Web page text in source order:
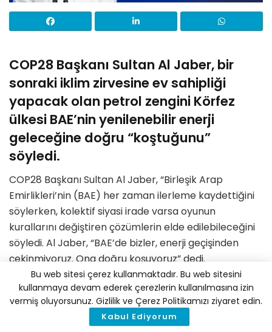
COP28 Başkanı Sultan Al Jaber, bir
sonraki iklim zirvesine ev sahipliği
yapacak olan petrol zengini Körfez
ülkesi BAE’nin yenilenebilir enerji
geleceğine doğru “koştuğunu”
söyledi.
COP28 Başkanı Sultan Al Jaber, “Birleşik Arap
Emirlikleri’nin (BAE) her zaman ilerleme kaydettiğini
söylerken, kolektif siyasi irade varsa oyunun
kurallarını değiştiren çözümlerin elde edilebileceğini
söyledi. Al Jaber, “BAE’de bizler, enerji geçişinden
çekinmiyoruz. Ona doğru koşuyoruz” dedi.
Al Jaber aynı zamanda BAE’nin ulusal petrol şirketi
Adnoc’un da CEO’su ve bu durum onu ​​iklim
aktivistlerinin yoğun saldırısına maruz bıraktı. Pek çok
Bu web sitesi çerez kullanmaktadır. Bu web sitesini
kullanmaya devam ederek çerezlerin kullanılmasına izin
vermiş oluyorsunuz. Gizlilik ve Çerez Politikamızı ziyaret edin.
Kabul Ediyorum